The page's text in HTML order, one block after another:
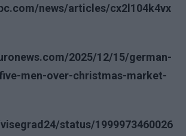
news/articles/cx2l104k4vx
2025/12/15/german-
men-over-christmas-market-
status/1999973460026